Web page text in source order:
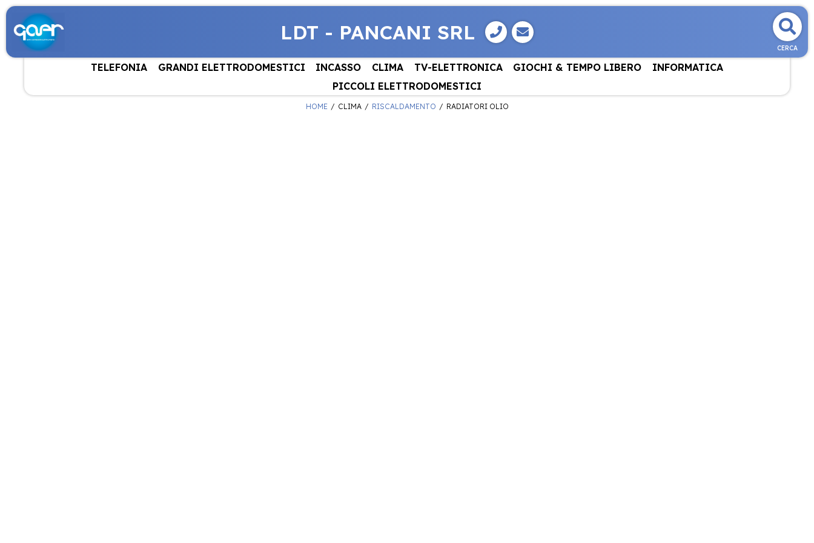
LDT - PANCANI SRL
CERCA
TELEFONIA GRANDI ELETTRODOMESTICI INCASSO CLIMA TV-ELETTRONICA GIOCHI & TEMPO LIBERO
INFORMATICA
PICCOLI ELETTRODOMESTICI
HOME CLIMA RISCALDAMENTO RADIATORI OLIO